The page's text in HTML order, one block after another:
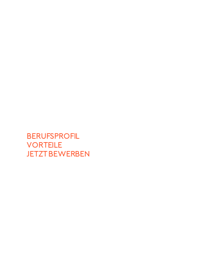
BERUFSPROFIL
VORTEILE
JETZT BEWERBEN